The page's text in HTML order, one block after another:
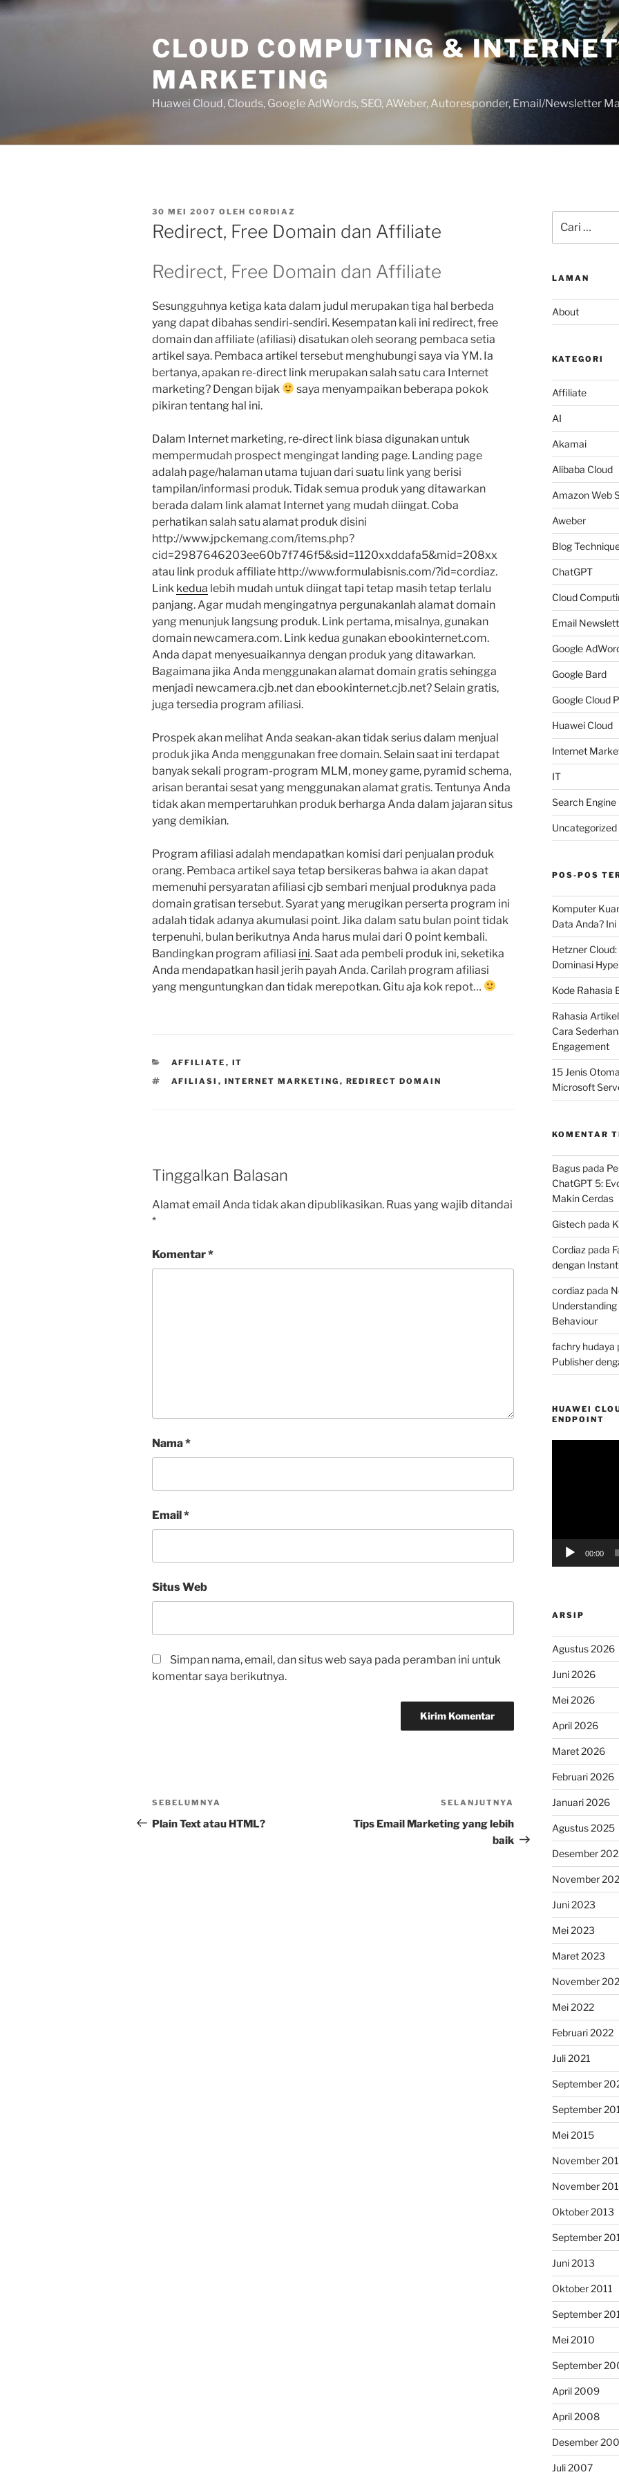
Lompat
CLOUD COMPUTING & INTERNET
MARKETING
Huawei Cloud, Clouds, Google AdWords, SEO, AWeber, Autoresponder, Email/Newsletter
DIPOSKAN
PADA
30 MEI 2007 OLEH CORDIAZ
Redirect, Free Domain dan Affiliate
Redirect, Free Domain dan Affiliate
Sesungguhnya ketiga kata dalam judul merupakan tiga hal berbeda
yang dapat dibahas sendiri-sendiri. Kesempatan kali ini redirect, free
domain dan affiliate (afiliasi) disatukan oleh seorang pembaca setia
artikel saya. Pembaca artikel tersebut menghubungi saya via YM. Ia
bertanya, apakan re-direct link merupakan salah satu cara Internet
marketing? Dengan bijak
saya menyampaikan beberapa pokok
pikiran tentang hal ini.
Dalam Internet marketing, re-direct link biasa digunakan untuk
mempermudah prospect mengingat landing page. Landing page
adalah page/halaman utama tujuan dari suatu link yang berisi
tampilan/informasi produk. Tidak semua produk yang ditawarkan
berada dalam link alamat Internet yang mudah diingat. Coba
perhatikan salah satu alamat produk disini
http://www.jpckemang.com/items.php?
cid=2987646203ee60b7f746f5&sid=1120xxddafa5&mid=208xx
atau link produk affiliate http://www.formulabisnis.com/?id=cordiaz.
Link kedua lebih mudah untuk diingat tapi tetap masih tetap terlalu
panjang. Agar mudah mengingatnya pergunakanlah alamat domain
yang menunjuk langsung produk. Link pertama, misalnya, gunakan
domain newcamera.com. Link kedua gunakan ebookinternet.com.
Anda dapat menyesuaikannya dengan produk yang ditawarkan.
Bagaimana jika Anda menggunakan alamat domain gratis sehingga
menjadi newcamera.cjb.net dan ebookinternet.cjb.net? Selain gratis,
juga tersedia program afiliasi.
Prospek akan melihat Anda seakan-akan tidak serius dalam menjual
produk jika Anda menggunakan free domain. Selain saat ini terdapat
banyak sekali program-program MLM, money game, pyramid schema,
arisan berantai sesat yang menggunakan alamat gratis. Tentunya Anda
tidak akan mempertaruhkan produk berharga Anda dalam jajaran situs
yang demikian.
Program afiliasi adalah mendapatkan komisi dari penjualan produk
orang. Pembaca artikel saya tetap bersikeras bahwa ia akan dapat
memenuhi persyaratan afiliasi cjb sembari menjual produknya pada
domain gratisan tersebut. Syarat yang merugikan perserta program ini
adalah tidak adanya akumulasi point. Jika dalam satu bulan point tidak
terpenuhi, bulan berikutnya Anda harus mulai dari 0 point kembali.
Bandingkan program afiliasi ini. Saat ada pembeli produk ini, seketika
Anda mendapatkan hasil jerih payah Anda. Carilah program afiliasi
yang menguntungkan dan tidak merepotkan. Gitu aja kok repot…
KATEGORI
AFFILIATE , IT
TAG
AFILIASI , INTERNET MARKETING , REDIRECT DOMAIN
Tinggalkan Balasan
Alamat email Anda tidak akan dipublikasikan. Ruas yang wajib ditandai
*
Komentar*
Nama*
Email*
Situs Web
Simpan nama, email, dan situs web saya pada peramban ini untuk
komentar saya berikutnya.
Navigasi
pos
Pos
Sebelumnya
SEBELUMNYA
Plain Text atau HTML?
Selanjutnya
SELANJUTNYA
Tips Email Marketing yang lebih
baik
untuk:
LAMAN
About
KATEGORI
Affiliate
AI
Akamai
Alibaba Cloud
Amazon Web
Aweber
Blog
ChatGPT
Cloud
Email
Google
Google Bard
Google Cloud
Huawei Cloud
Internet
IT
Search
Uncategorized
POS-POS
Komputer
Data Anda?
Hetzner
Dominasi
Kode Rahasia
Rahasia
Cara
Engagement
15 Jenis
Microsoft
KOMENTAR
Baguspada
ChatGPT 5:
Makin Cerdas
Gistechpada
Cordiaz pada
dengan
cordiaz pada
Behaviour
fachry hudaya
Publisher
HUAWEI
ENDPOINT
00:00
ARSIP
Agustus 2026
Juni 2026
Mei 2026
April 2026
Maret 2026
Februari 2026
Januari 2026
Agustus 2025
Desember
November
Juni 2023
Mei 2023
Maret 2023
November
Mei 2022
Februari 2022
Juli 2021
September
September
Mei 2015
November
November
Oktober 2013
September
Juni 2013
Oktober 2011
September
Mei 2010
September
April 2009
April 2008
Desember
Juli 2007